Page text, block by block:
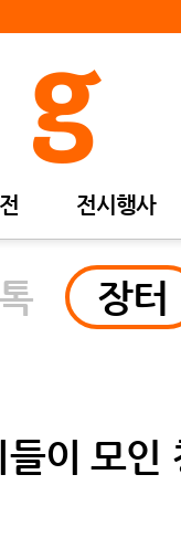
전시행사
장터
이 모인